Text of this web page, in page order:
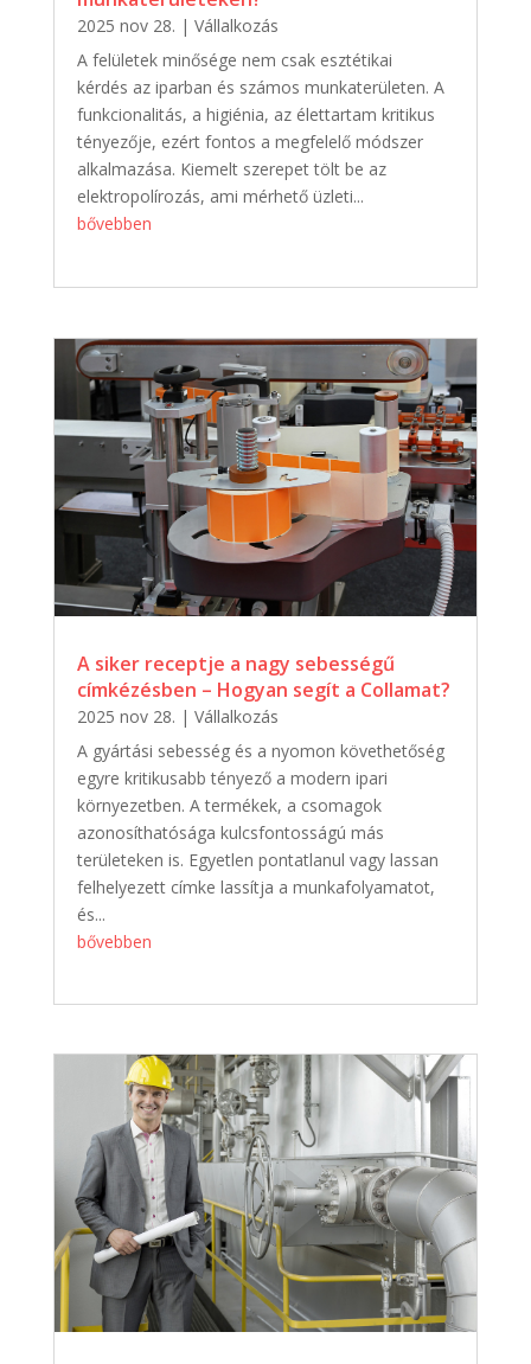
2025 nov 28. | Vállalkozás
A felületek minősége nem csak esztétikai
kérdés az iparban és számos munkaterületen. A
funkcionalitás, a higiénia, az élettartam kritikus
tényezője, ezért fontos a megfelelő módszer
alkalmazása. Kiemelt szerepet tölt be az
elektropolírozás, ami mérhető üzleti...
bővebben
A siker receptje a nagy sebességű
címkézésben – Hogyan segít a Collamat?
2025 nov 28. | Vállalkozás
A gyártási sebesség és a nyomon követhetőség
egyre kritikusabb tényező a modern ipari
környezetben. A termékek, a csomagok
azonosíthatósága kulcsfontosságú más
területeken is. Egyetlen pontatlanul vagy lassan
felhelyezett címke lassítja a munkafolyamatot,
és...
bővebben